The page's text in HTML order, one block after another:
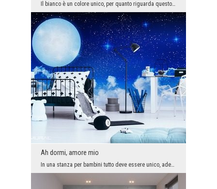
Il bianco è un colore unico, per quanto riguarda questo probabilmente nessuno ha dubbi. Aggiunge ...
Ah dormi, amore mio
In una stanza per bambini tutto deve essere unico, adeguatamente raffinato, non solo bello, ma an...